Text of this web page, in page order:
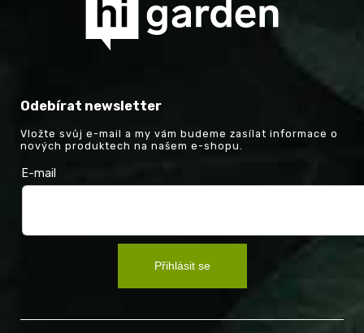
Odebírat newsletter
Vložte svůj e-mail a my vám budeme zasílat informace o
nových produktech na našem e-shopu.
E-mail
Přihlásit se